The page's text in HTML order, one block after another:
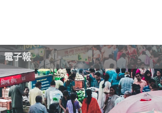
Skip to main content
電子報